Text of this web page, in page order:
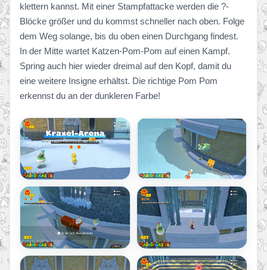
klettern kannst. Mit einer Stampfattacke werden die ?-
Blöcke größer und du kommst schneller nach oben. Folge
dem Weg solange, bis du oben einen Durchgang findest.
In der Mitte wartet Katzen-Pom-Pom auf einen Kampf.
Spring auch hier wieder dreimal auf den Kopf, damit du
eine weitere Insigne erhältst. Die richtige Pom Pom
erkennst du an der dunkleren Farbe!